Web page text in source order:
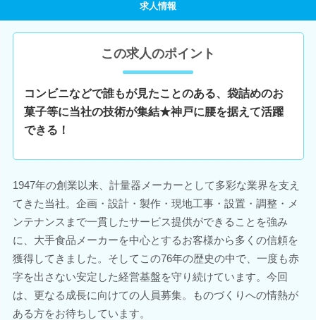
求人情報
この求人のポイント
コンビニなどで誰もが見たことのある、袋詰めのお
菓子等に当社の技術が集結★神戸に腰を据えて活躍
できる！
1947年の創業以来、計量器メーカーとして多彩な業界を支え
てきた当社。企画・設計・製作・現地工事・設置・調整・メ
ンテナンスまで一貫したサービス提供ができることを強み
に、大手食品メーカーを中心とするお客様から多くの信頼を
獲得してきました。そしてこの76年の歴史の中で、一度も赤
字を出さない安定した経営基盤を守り続けています。今回
は、更なる成長に向けての人員募集。ものづくりへの情熱が
ある方をお待ちしています。